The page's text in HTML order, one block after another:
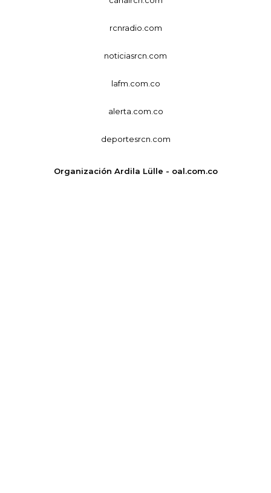
rcnradio.com
noticiasrcn.com
lafm.com.co
alerta.com.co
deportesrcn.com
Organización Ardila Lülle - oal.com.co